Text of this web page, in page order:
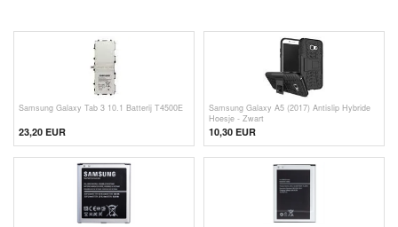
Samsung Galaxy Tab 3 10.1 Batterij T4500E
23,20 EUR
Samsung Galaxy A5 (2017) Antislip Hybride
Hoesje - Zwart
10,30 EUR